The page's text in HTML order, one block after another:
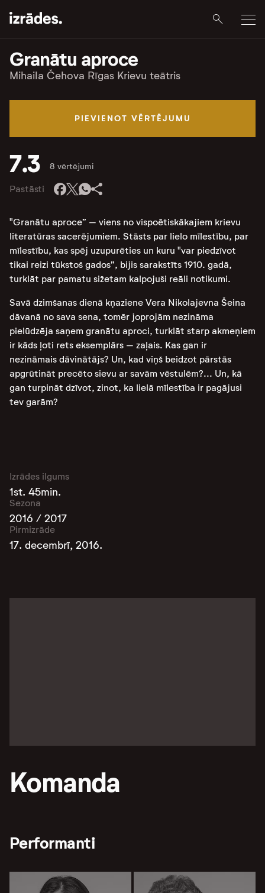
Granātu aproce
Mihaila Čehova Rīgas Krievu teātris
PIEVIENOT VĒRTĒJUMU
7.3 8 vērtējumi
Pastāsti
"Granātu aproce” – viens no vispoētiskākajiem krievu
literatūras sacerējumiem. Stāsts par lielo mīlestību, par
mīlestību, kas spēj uzupurēties un kuru "var piedzīvot
tikai reizi tūkstoš gados”, bijis sarakstīts 1910. gadā,
turklāt par pamatu sižetam kalpojuši reāli notikumi.
Savā dzimšanas dienā kņaziene Vera Nikolajevna Šeina
dāvanā no sava sena, tomēr joprojām nezināma
pielūdzēja saņem granātu aproci, turklāt starp akmeņiem
ir kāds ļoti rets eksemplārs – zaļais. Kas gan ir
nezināmais dāvinātājs? Un, kad viņš beidzot pārstās
apgrūtināt precēto sievu ar savām vēstulēm?... Un, kā
gan turpināt dzīvot, zinot, ka lielā mīlestība ir pagājusi
tev garām?
Izrādes ilgums
1st. 45min.
Sezona
2016 / 2017
Pirmizrāde
17. decembrī, 2016.
Komanda
Performanti